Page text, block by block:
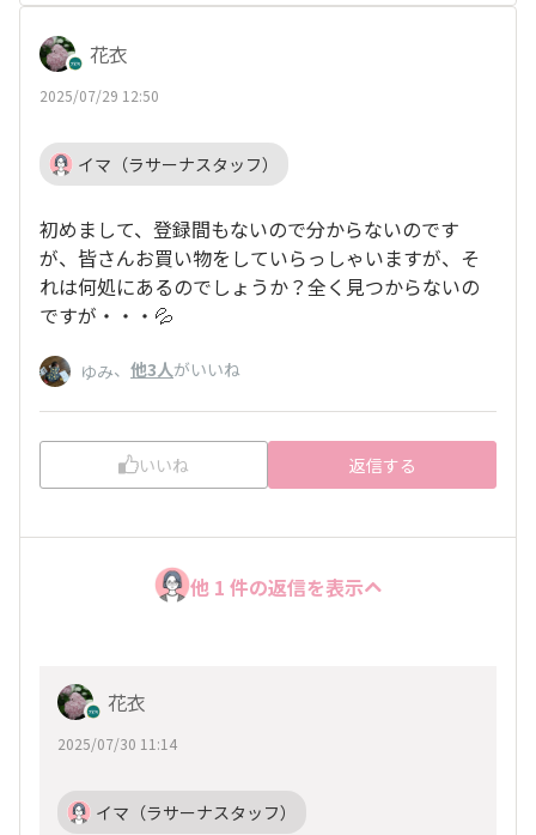
花衣
2025/07/29 12:50
イマ（ラサーナスタッフ）
初めまして、登録間もないので分からないのです
が、皆さんお買い物をしていらっしゃいますが、そ
れは何処にあるのでしょうか？全く見つからないの
ですが・・・💦
ゆみ、 他3人がいいね
いいね 返信する
他 1 件の返信を表示
花衣
2025/07/30 11:14
イマ（ラサーナスタッフ）